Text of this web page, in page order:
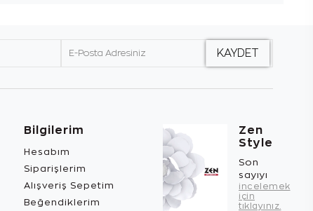
Bilgilerim
Hesabım
Siparişlerim
Alışveriş Sepetim
Beğendiklerim
Zen
Style
Son
sayıyı
incelemek
için
tıklayınız.